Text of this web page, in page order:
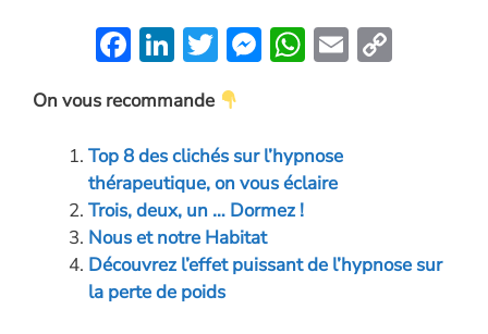
F
e
b
o
o
k
Li
k
e
dI
n
T
w
itt
er
M
n
g
er
W
s
A
p
E
k
On vous recommande
Top 8 des clichés sur l’hypnose
thérapeutique, on vous éclaire
Trois, deux, un … Dormez !
Nous et notre Habitat
Découvrez l’effet puissant de l’hypnose sur
la perte de poids